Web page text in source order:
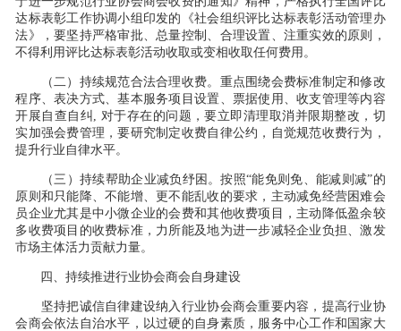
达标表彰工作协调小组印发的《社会组织评比达标表彰活动管理办
法》，要坚持严格审批、总量控制、合理设置、注重实效的原则，
不得利用评比达标表彰活动收取或变相收取任何费用。
（二）持续规范合法合理收费。重点围绕会费标准制定和修改
程序、表决方式、基本服务项目设置、票据使用、收支管理等内容
开展自查自纠, 对于存在的问题，要立即清理取消并限期整改，切
实加强会费管理，要研究制定收费自律公约，自觉规范收费行为，
提升行业自律水平。
（三）持续帮助企业减负纾困。按照“能免则免、能减则减”的
原则和只能降、不能增、更不能乱收的要求，主动减免经营困难会
员企业尤其是中小微企业的会费和其他收费项目，主动降低盈余较
多收费项目的收费标准，力所能及地为进一步减轻企业负担、激发
市场主体活力贡献力量。
四、持续推进行业协会商会自身建设
坚持把诚信自律建设纳入行业协会商会重要内容，提高行业协
会商会依法自治水平，以过硬的自身素质，服务中心工作和国家大